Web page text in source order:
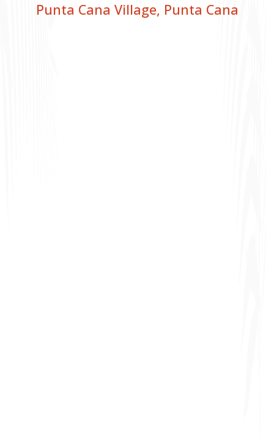
Punta Cana Village, Punta Cana